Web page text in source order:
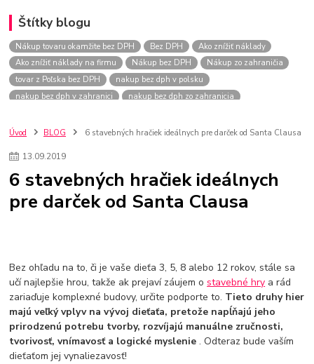
Štítky blogu
Nákup tovaru okamžite bez DPH Bez DPH
Ako znížiť náklady
Ako znížiť náklady na firmu
Nákup bez DPH
Nákup zo zahraničia
tovar z Poľska bez DPH
nakup bez dph v polsku
nakup bez dph v zahranici
nakup bez dph zo zahranicia
szco nakup bez dph
Smart hodinky pre deti
Plyšový macovia
Lego Star Wars
Darčeky na Vianoce 2019
Vianočný darček pre dievča do 20€
Darčeky pre dievčatá
Star Wars
L.O.L. Surprise zvieratká
L.O.L. Surprise hračky
L.O.L. Surprise domčeky
L.O.L. Surprise postavičky
L.O.L. Surprise zberateľské figúrky
L.O.L. OMG L.O.L. OMG Bábiky
Úvod BLOG 6 stavebných hračiek ideálnych pre darček od Santa Clausa
13.09.2019
6 stavebných hračiek ideálnych
pre darček od Santa Clausa
Bez ohľadu na to, či je vaše dieťa 3, 5, 8 alebo 12 rokov, stále sa
učí najlepšie hrou, takže ak prejaví záujem ostavebné hry a rád
zariaďuje komplexné budovy, určite podporte to. Tieto druhy hier
majú veľký vplyv na vývoj dieťaťa, pretože napĺňajú jeho
prirodzenú potrebu tvorby, rozvíjajú manuálne zručnosti,
tvorivosť, vnímavosť a logické myslenie. Odteraz bude vaším
dieťaťom jej vynaliezavosť!